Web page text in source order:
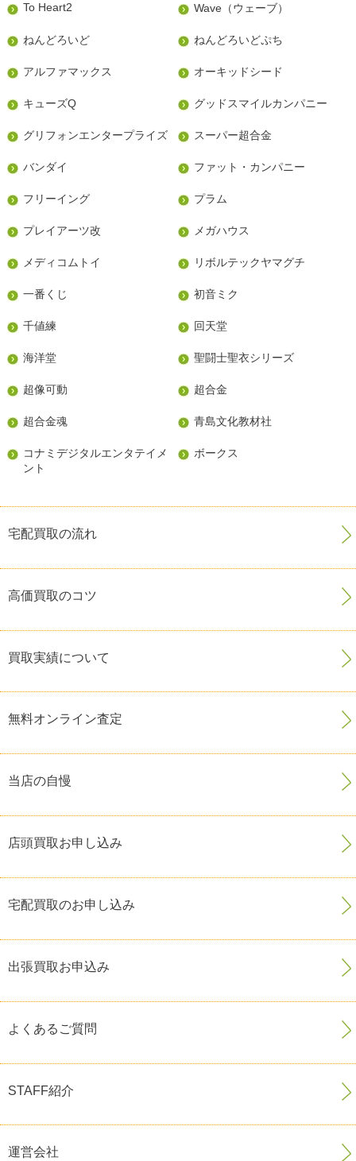
To Heart2 Wave（ウェーブ）
ねんどろいど ねんどろいどぷち
アルファマックス オーキッドシード
キューズQ グッドスマイルカンパニー
グリフォンエンタープライズ スーパー超合金
バンダイ ファット・カンパニー
フリーイング プラム
プレイアーツ改 メガハウス
メディコムトイ リボルテックヤマグチ
一番くじ 初音ミク
千値練 回天堂
海洋堂 聖闘士聖衣シリーズ
超像可動 超合金
超合金魂 青島文化教材社
コナミデジタルエンタテイメ
ント
ボークス
宅配買取の流れ
高価買取のコツ
買取実績について
無料オンライン査定
当店の自慢
店頭買取お申し込み
宅配買取のお申し込み
出張買取お申込み
よくあるご質問
STAFF紹介
運営会社